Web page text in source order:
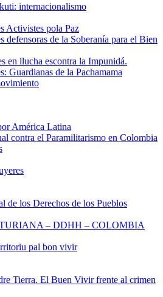
internacionalismo
Activistes pola Paz
defensoras de la Soberanía para el Bien
en llucha escontra la Impunidá.
Guardianas de la Pachamama
América Latina
contra el Paramilitarismo en Colombia
de los Derechos de los Pueblos
– DDHH – COLOMBIA
pal bon vivir
Tierra. El Buen Vivir frente al crimen